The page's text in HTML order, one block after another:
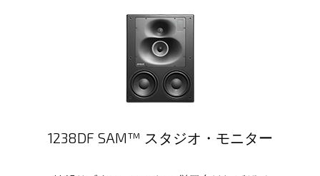
1238DF SAM™ スタジオ・モニター